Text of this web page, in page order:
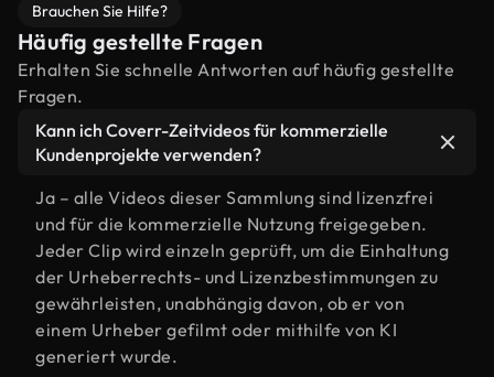
Brauchen Sie Hilfe?
Häufig gestellte Fragen
Erhalten Sie schnelle Antworten auf häufig gestellte
Fragen.
Kann ich Coverr-Zeitvideos für kommerzielle
Kundenprojekte verwenden?
Ja – alle Videos dieser Sammlung sind lizenzfrei
und für die kommerzielle Nutzung freigegeben.
Jeder Clip wird einzeln geprüft, um die Einhaltung
der Urheberrechts- und Lizenzbestimmungen zu
gewährleisten, unabhängig davon, ob er von
einem Urheber gefilmt oder mithilfe von KI
generiert wurde.